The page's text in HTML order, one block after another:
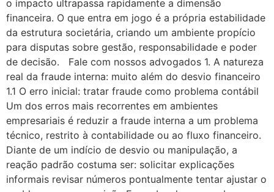
o impacto ultrapassa rapidamente a dimensão
financeira. O que entra em jogo é a própria estabilidade
da estrutura societária, criando um ambiente propício
para disputas sobre gestão, responsabilidade e poder
de decisão. Fale com nossos advogados 1. A natureza
real da fraude interna: muito além do desvio financeiro
1.1 O erro inicial: tratar fraude como problema contábil
Um dos erros mais recorrentes em ambientes
empresariais é reduzir a fraude interna a um problema
técnico, restrito à contabilidade ou ao fluxo financeiro.
Diante de um indício de desvio ou manipulação, a
reação padrão costuma ser: solicitar explicações
informais revisar números pontualmente tentar ajustar o